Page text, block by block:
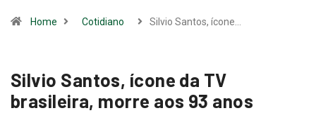
Home Cotidiano Silvio Santos, ícone…
Silvio Santos, ícone da TV
brasileira, morre aos 93 anos